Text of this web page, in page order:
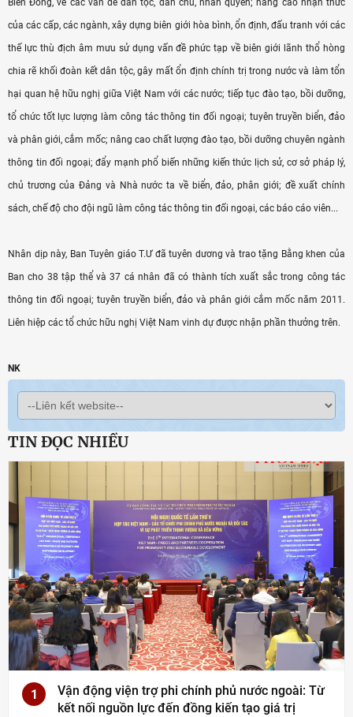
Biển Ðông, về các vấn đề dân tộc, dân chủ, nhân quyền; nâng cao nhận thức
của các cấp, các ngành, xây dựng biên giới hòa bình, ổn định, đấu tranh với các
thế lực thù địch âm mưu sử dụng vấn đề phức tạp về biên giới lãnh thổ hòng
chia rẽ khối đoàn kết dân tộc, gây mất ổn định chính trị trong nước và làm tổn
hại quan hệ hữu nghị giữa Việt Nam với các nước; tiếp tục đào tạo, bồi dưỡng,
tổ chức tốt lực lượng làm công tác thông tin đối ngoại; tuyên truyền biển, đảo
và phân giới, cắm mốc; nâng cao chất lượng đào tạo, bồi dưỡng chuyên ngành
thông tin đối ngoại; đẩy mạnh phổ biến những kiến thức lịch sử, cơ sở pháp lý,
chủ trương của Ðảng và Nhà nước ta về biển, đảo, phân giới; đề xuất chính
sách, chế độ cho đội ngũ làm công tác thông tin đối ngoại, các báo cáo viên...
Nhân dịp này, Ban Tuyên giáo T.Ư đã tuyên dương và trao tặng Bằng khen của
Ban cho 38 tập thể và 37 cá nhân đã có thành tích xuất sắc trong công tác
thông tin đối ngoại; tuyên truyền biển, đảo và phân giới cắm mốc năm 2011.
Liên hiệp các tổ chức hữu nghị Việt Nam vinh dự được nhận phần thưởng trên.
NK
TIN ĐỌC NHIỀU
1
Vận động viện trợ phi chính phủ nước ngoài: Từ
kết nối nguồn lực đến đồng kiến tạo giá trị